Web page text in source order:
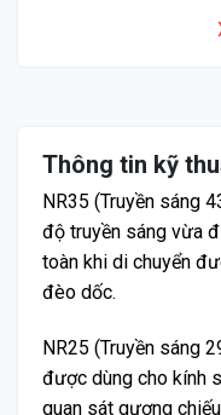
Thông tin kỹ
NR35 (Truyền sáng
độ truyền sáng vừa
toàn khi di chuyển
đèo dốc.
NR25 (Truyền sáng
được dùng cho kính
quan sát gương